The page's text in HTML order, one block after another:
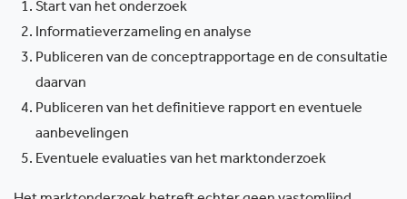
Start van het onderzoek
Informatieverzameling en analyse
Publiceren van de conceptrapportage en de consultatie
daarvan
Publiceren van het definitieve rapport en eventuele
aanbevelingen
Eventuele evaluaties van het marktonderzoek